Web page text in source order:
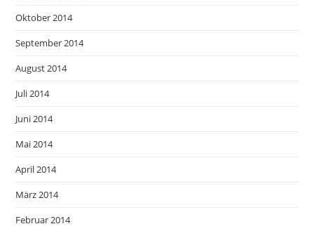
Oktober 2014
September 2014
August 2014
Juli 2014
Juni 2014
Mai 2014
April 2014
März 2014
Februar 2014